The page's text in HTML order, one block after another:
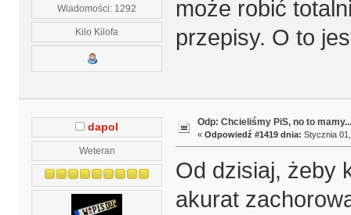
Wiadomości: 1292
Kilo Kilofa
może robić
przepisy. O to
dapol
Weteran
Odp: Chcieliśmy PiS, no to
« Odpowiedź #1419 dnia: Stycznia
Od dzisiaj, żeby
akurat